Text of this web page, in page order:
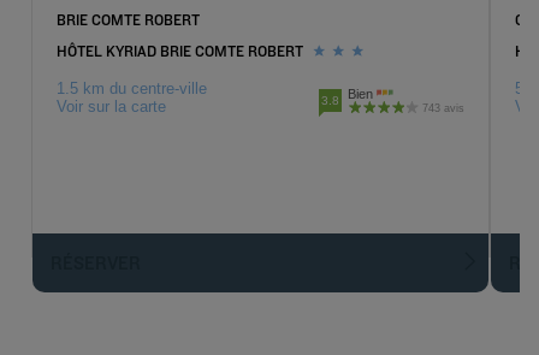
BRIE COMTE ROBERT
HÔTEL KYRIAD BRIE COMTE ROBERT
1.5 km du centre-ville
Voir sur la carte
3.8 Bien
743 avis